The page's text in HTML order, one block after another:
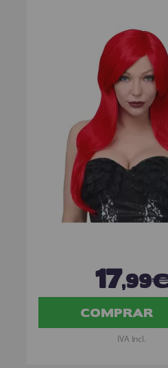
17,99€
COMPRAR
IVA Incl.